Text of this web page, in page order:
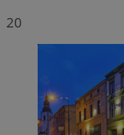
20